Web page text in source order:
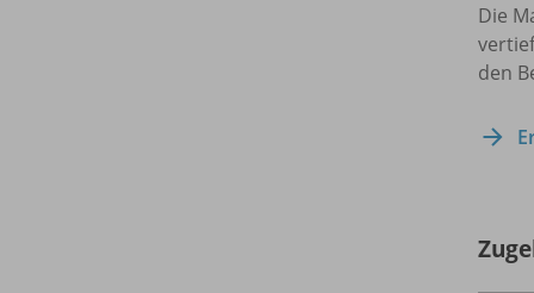
Die
den